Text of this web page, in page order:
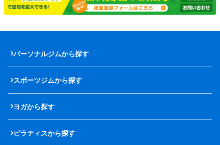
パーソナルジムから探す
スポーツジムから探す
ヨガから探す
ピラティスから探す